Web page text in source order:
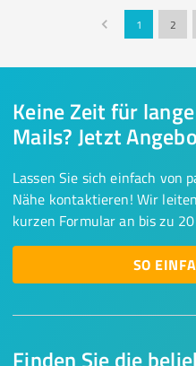
1 2
Finden Sie die
Keine Zeit für
Mails? Jetzt
Lassen Sie sich einfach von
Nähe kontaktieren! Wir
kurzen Formular an bis zu
SO